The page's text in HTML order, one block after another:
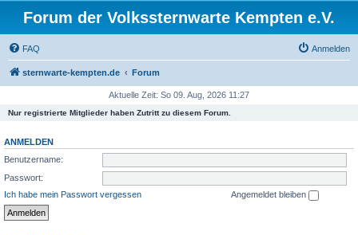
Forum der Volkssternwarte Kempten e.V.
FAQ Anmelden
sternwarte-kempten.de Forum
Aktuelle Zeit: So 09. Aug, 2026 11:27
Nur registrierte Mitglieder haben Zutritt zu diesem Forum.
ANMELDEN
Benutzername:
Passwort:
Ich habe mein Passwort vergessen
Angemeldet bleiben